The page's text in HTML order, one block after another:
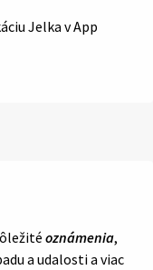
oznámenia,
a udalosti a viac